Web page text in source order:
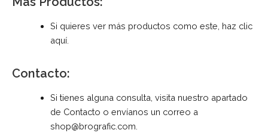
Si quieres ver más productos como este, haz clic
aquí.
Contacto:
Si tienes alguna consulta, visita nuestro apartado
de Contacto o envíanos un correo a
shop@brografic.com